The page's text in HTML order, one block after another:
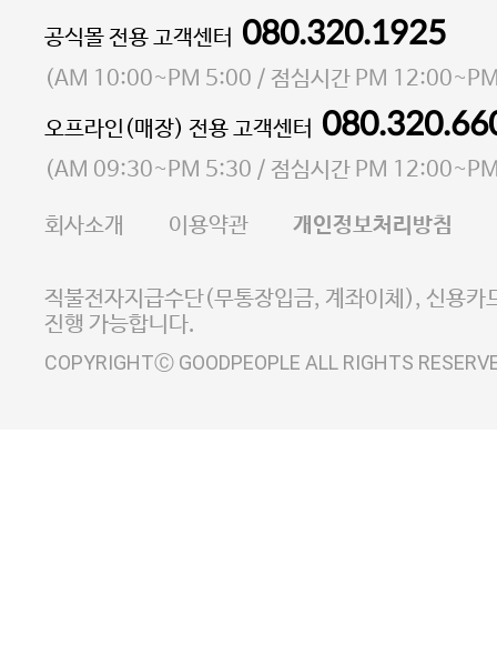
대표 이성현,박영환| 개인정보관리책임자 김상현
소재지 서울특별시 마포구 마포대로4다길 41 마포
통신판매업 신고번호 2023-서울마포-3931호
사업자등록번호 105-81-58242
E-MAIL goodpeople@gpin.co.kr
사업자정보확인
이니시스 에스크로 서비
공식몰 전용 고객센터 080.320.1925
(AM 10:00~PM 5:00 / 점심시간 PM
오프라인(매장) 전용 고객센터
(AM 09:30~PM 5:30 / 점심시간 PM
회사소개 이용약관 개인정보처리방침
직불전자지급수단(무통장입금, 계좌이체), 신용카
진행 가능합니다.
COPYRIGHTⒸ GOODPEOPLE ALL RIGHTS